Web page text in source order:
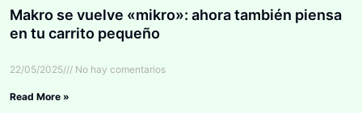
Makro se vuelve «mikro»: ahora también piensa
en tu carrito pequeño
22/05/2025 No hay comentarios
Read More »